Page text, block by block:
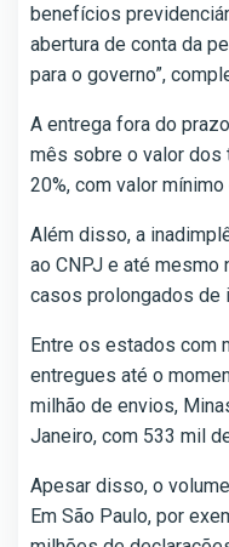
benefícios
abertura de conta da
para o governo”,
A entrega fora do
mês sobre o valor dos
20%, com valor mínimo
Além disso, a
ao CNPJ e até
casos prolongados de
Entre os estados com
entregues até o
milhão de envios,
Janeiro, com 533 mil
Apesar disso, o
Em São Paulo, por